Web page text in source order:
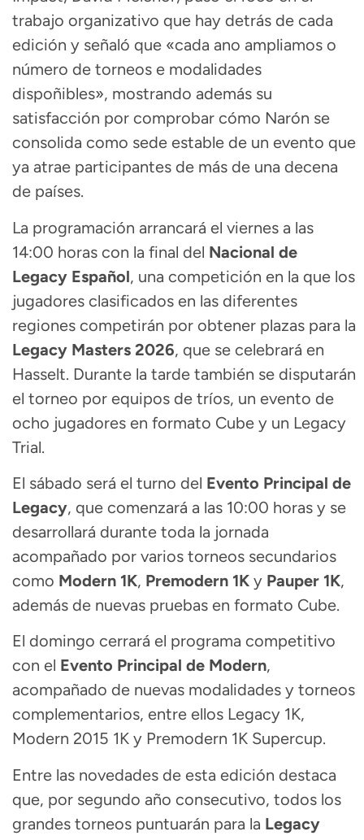
trabajo organizativo que hay detrás de cada
edición y señaló que «cada ano ampliamos o
número de torneos e modalidades
dispoñibles», mostrando además su
satisfacción por comprobar cómo Narón se
consolida como sede estable de un evento que
ya atrae participantes de más de una decena
de países.
La programación arrancará el viernes a las
14:00 horas con la final del Nacional de
Legacy Español, una competición en la que los
jugadores clasificados en las diferentes
regiones competirán por obtener plazas para la
Legacy Masters 2026, que se celebrará en
Hasselt. Durante la tarde también se disputarán
el torneo por equipos de tríos, un evento de
ocho jugadores en formato Cube y un Legacy
Trial.
El sábado será el turno del Evento Principal de
Legacy, que comenzará a las 10:00 horas y se
desarrollará durante toda la jornada
acompañado por varios torneos secundarios
como Modern 1K, Premodern 1K y Pauper 1K,
además de nuevas pruebas en formato Cube.
El domingo cerrará el programa competitivo
con el Evento Principal de Modern,
acompañado de nuevas modalidades y torneos
complementarios, entre ellos Legacy 1K,
Modern 2015 1K y Premodern 1K Supercup.
Entre las novedades de esta edición destaca
que, por segundo año consecutivo, todos los
grandes torneos puntuarán para la Legacy